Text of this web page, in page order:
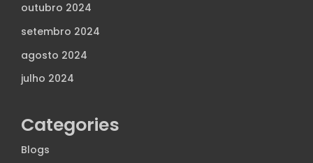
outubro 2024
setembro 2024
agosto 2024
julho 2024
Categories
Blogs